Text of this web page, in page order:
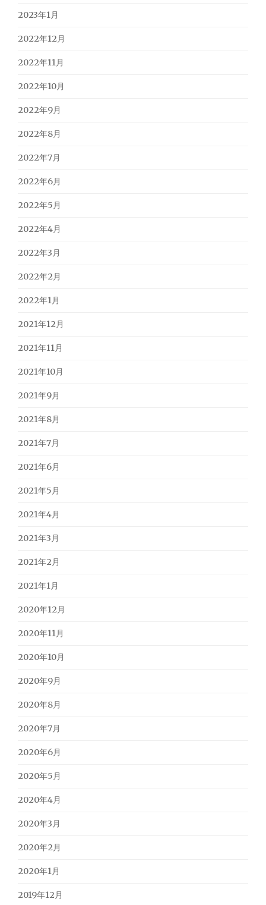
2023年1月
2022年12月
2022年11月
2022年10月
2022年9月
2022年8月
2022年7月
2022年6月
2022年5月
2022年4月
2022年3月
2022年2月
2022年1月
2021年12月
2021年11月
2021年10月
2021年9月
2021年8月
2021年7月
2021年6月
2021年5月
2021年4月
2021年3月
2021年2月
2021年1月
2020年12月
2020年11月
2020年10月
2020年9月
2020年8月
2020年7月
2020年6月
2020年5月
2020年4月
2020年3月
2020年2月
2020年1月
2019年12月